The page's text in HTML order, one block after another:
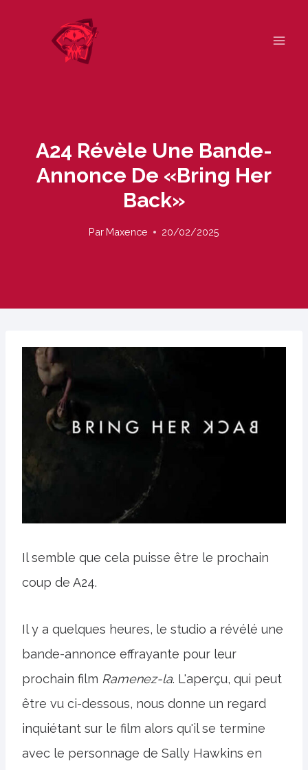
A24 Révèle Une Bande-
Annonce De «Bring Her
Back»
Par Maxence 20/02/2025
Il semble que cela puisse être le prochain
coup de A24.
Il y a quelques heures, le studio a révélé une
bande-annonce effrayante pour leur
prochain film Ramenez-la. L'aperçu, qui peut
être vu ci-dessous, nous donne un regard
inquiétant sur le film alors qu'il se termine
avec le personnage de Sally Hawkins en